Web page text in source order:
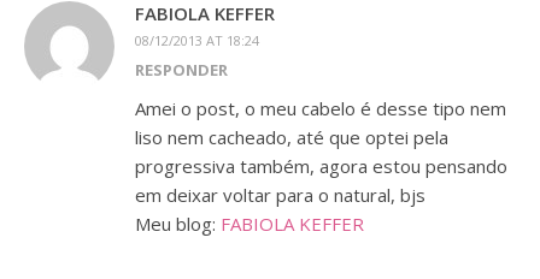
FABIOLA KEFFER
08/12/2013 AT 18:24
RESPONDER
Amei o post, o meu cabelo é desse tipo nem
liso nem cacheado, até que optei pela
progressiva também, agora estou pensando
em deixar voltar para o natural, bjs
Meu blog: FABIOLA KEFFER